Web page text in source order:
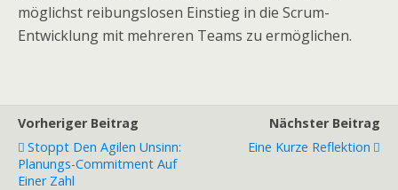
möglichst reibungslosen Einstieg in die Scrum-
Entwicklung mit mehreren Teams zu ermöglichen.
Vorheriger Beitrag
Stoppt Den Agilen Unsinn:
Planungs-Commitment Auf
Einer Zahl
Nächster Beitrag
Eine Kurze Reflektion